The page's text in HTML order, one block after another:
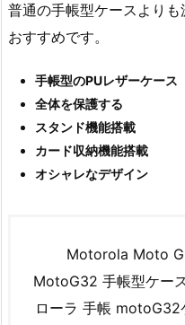
普通の手帳型ケースより
おすすめです。
手帳型のPUレザーケース
全体を保護する
スタンド機能搭載
カード収納機能搭載
オシャレなデザイン
Motorola Moto
MotoG32 手帳型ケー
ローラ 手帳 motoG32